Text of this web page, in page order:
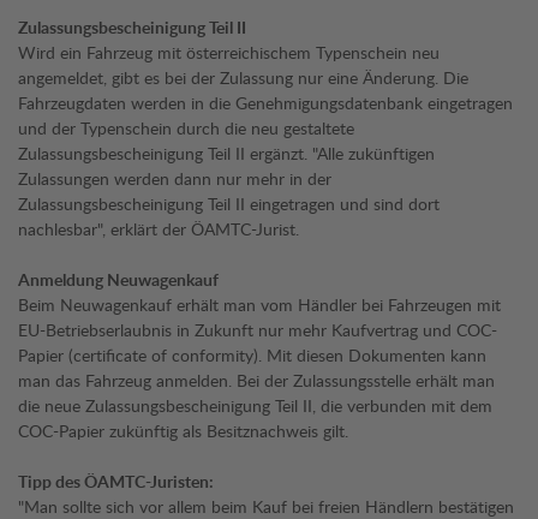
Zulassungsbescheinigung Teil II
Wird ein Fahrzeug mit österreichischem Typenschein neu
angemeldet, gibt es bei der Zulassung nur eine Änderung. Die
Fahrzeugdaten werden in die Genehmigungsdatenbank eingetragen
und der Typenschein durch die neu gestaltete
Zulassungsbescheinigung Teil II ergänzt. "Alle zukünftigen
Zulassungen werden dann nur mehr in der
Zulassungsbescheinigung Teil II eingetragen und sind dort
nachlesbar", erklärt der ÖAMTC-Jurist.
Anmeldung Neuwagenkauf
Beim Neuwagenkauf erhält man vom Händler bei Fahrzeugen mit
EU-Betriebserlaubnis in Zukunft nur mehr Kaufvertrag und COC-
Papier (certificate of conformity). Mit diesen Dokumenten kann
man das Fahrzeug anmelden. Bei der Zulassungsstelle erhält man
die neue Zulassungsbescheinigung Teil II, die verbunden mit dem
COC-Papier zukünftig als Besitznachweis gilt.
Tipp des ÖAMTC-Juristen:
"Man sollte sich vor allem beim Kauf bei freien Händlern bestätigen